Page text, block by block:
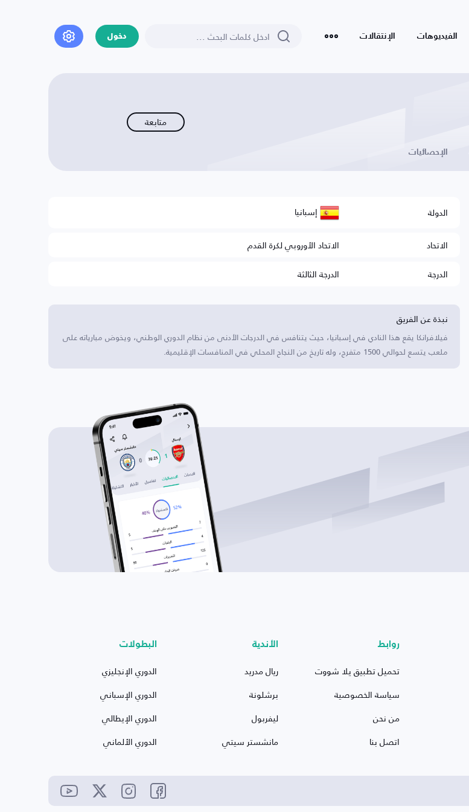
الفيديوهات الإنتقالات دخول
متابعة
الإحصائيات
الدولة إسبانيا
الاتحاد
الاتحاد الأوروبي لكرة القدم
الدرجة
الدرجة الثالثة
نبذة عن الفريق
فيلافرانكا يقع هذا النادي في إسبانيا، حيث يتنافس في الدرجات الأدنى من نظام الدوري الوطني، ويخوض مبارياته على
ملعب يتسع لحوالي 1500 متفرج، وله تاريخ من النجاح المحلي في المنافسات الإقليمية.
روابط
تحميل تطبيق يلا شووت
سياسة الخصوصية
من نحن
اتصل بنا
الأندية
ريال مدريد
برشلونة
ليفربول
مانشستر سيتي
البطولات
الدوري الإنجليزي
الدوري الإسباني
الدوري الإيطالي
الدوري الألماني